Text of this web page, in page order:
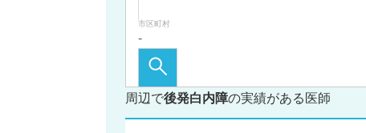
市区町村
周辺で後発白内障の実績がある医師